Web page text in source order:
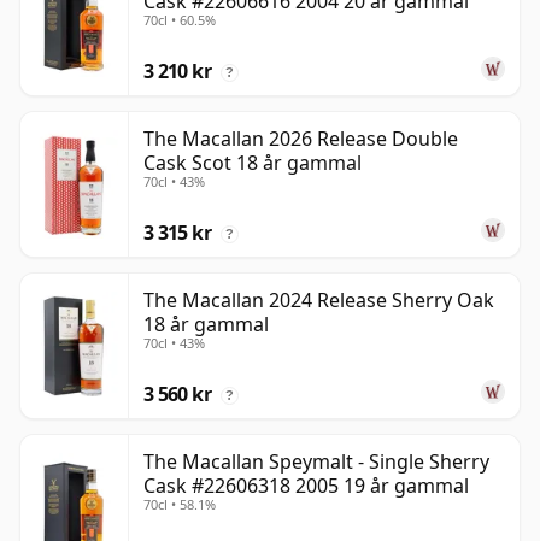
70cl • 60.5%
3 210 kr ?
The Macallan 2026 Release Double
Cask Scot 18 år gammal
70cl • 43%
3 315 kr ?
The Macallan 2024 Release Sherry Oak
18 år gammal
70cl • 43%
3 560 kr ?
The Macallan Speymalt - Single Sherry
Cask #22606318 2005 19 år gammal
70cl • 58.1%